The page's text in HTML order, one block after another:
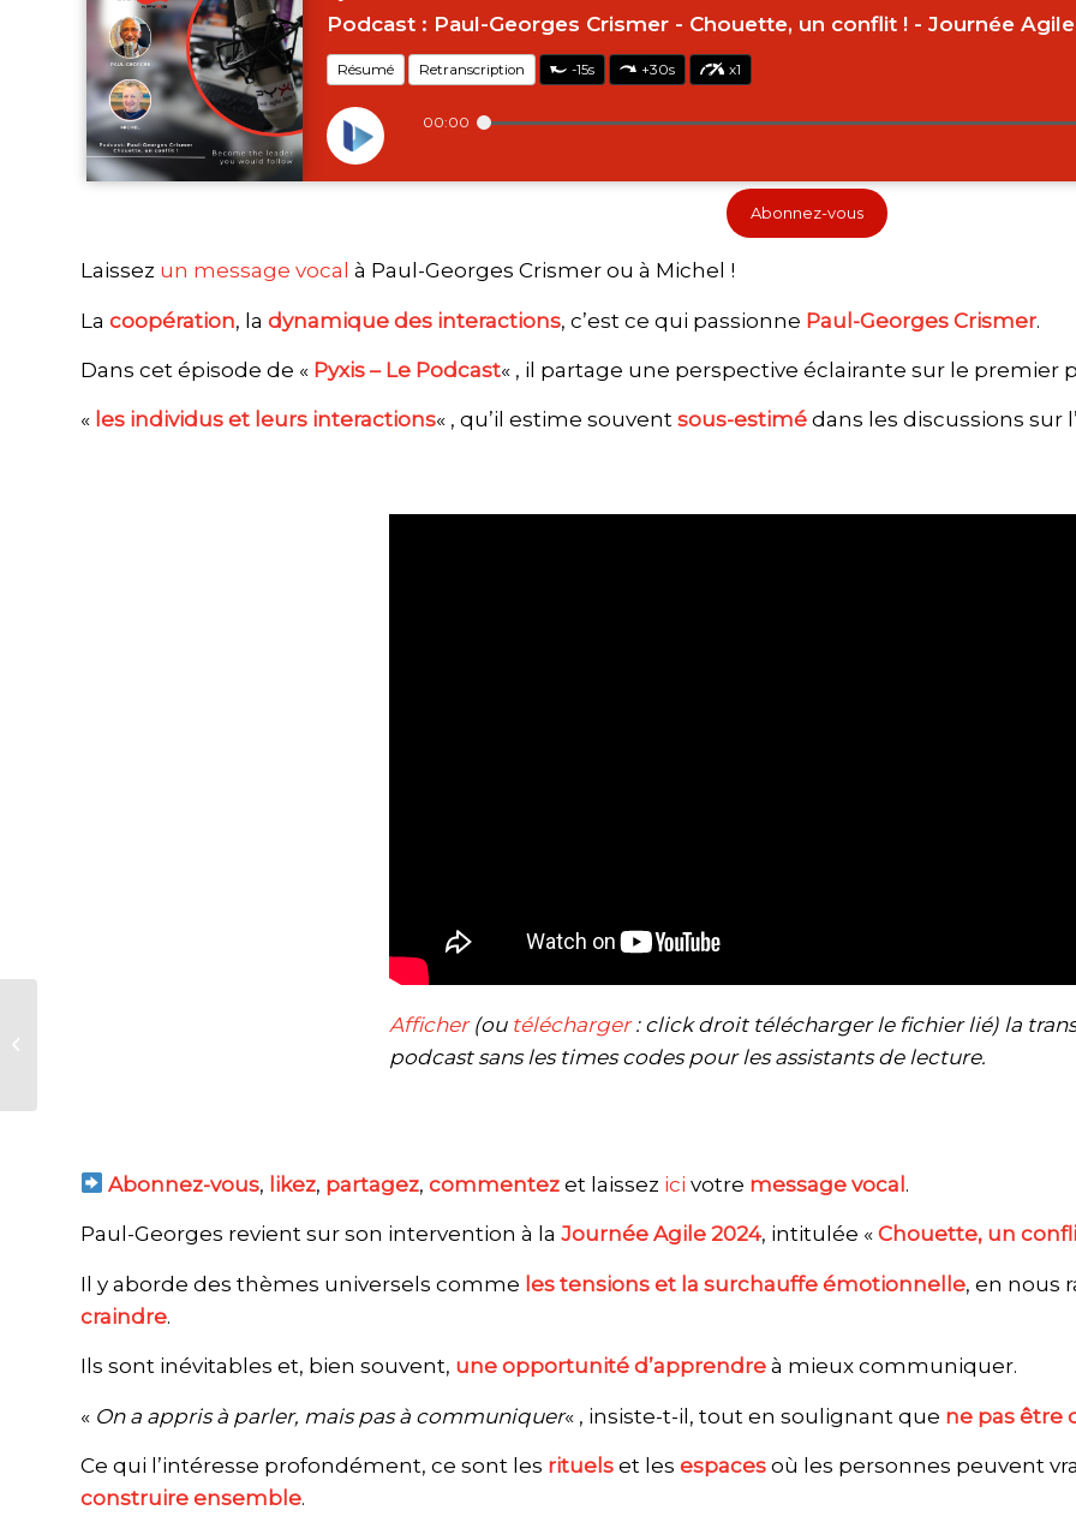
Abonnez-vous
Laissez ⁠un message vocal⁠ à Paul-Georges Crismer ou à Michel !
La coopération, la dynamique des interactions, c’est ce qui passionne Paul-Georges Crismer.
Dans cet épisode de « Pyxis – Le Podcast« , il partage une perspective éclairante sur le premier
« les individus et leurs interactions« , qu’il estime souvent sous-estimé dans les discussions sur
Afficher(ou télécharger: click droit télécharger le fichier lié) la
podcast sans les times codes pour les assistants de lecture.
Abonnez-vous, likez, partagez,commentez et laissez ici votre message vocal.
Paul-Georges revient sur son intervention à la Journée Agile 2024, intitulée « Chouette, un
Il y aborde des thèmes universels comme les tensions et la surchauffe émotionnelle, en nous
craindre.
Ils sont inévitables et, bien souvent, une opportunité d’apprendre à mieux communiquer.
« On a appris à parler, mais pas à communiquer« , insiste-t-il, tout en soulignant que ne pas être
Ce qui l’intéresse profondément, ce sont les rituels et les espaces où les personnes peuvent
construire ensemble.